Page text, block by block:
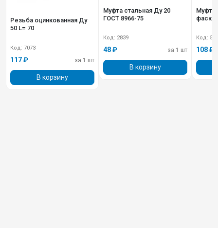
Резьба оцинкованная Ду
50 L= 70
Код: 7073
117 ₽ за 1 шт
В корзину
Муфта стальная Ду 20
ГОСТ 8966-75
Код: 2839
48 ₽ за 1 шт
В корзину
Муфта СТАЛЬНАЯ Ду 32 с
Код:
108 ₽